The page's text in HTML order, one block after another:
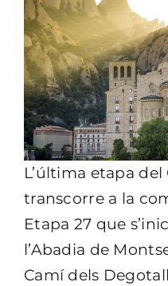
L’última etapa
transcorre a la
Etapa 27 que
l’Abadia de
Camí dels